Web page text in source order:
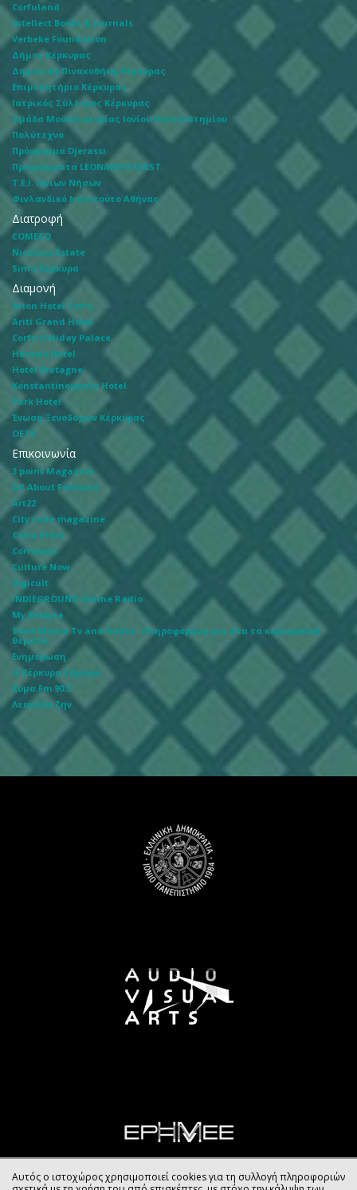
Corfuland
Intellect Books & Journals
Verbeke Foundation
Δήμος Κέρκυρας
Δημοτική Πινακοθήκη Κέρκυρας
Επιμελητήριο Κέρκυρας
Ιατρικός Σύλλογος Κέρκυρας
Ομάδα Μουσειολογίας Ιονίου Πανεπιστημίου
Πολύτεχνο
Πρόγραμμα Djerassi
Προγράμματα LEONARDO/ISAST
Τ.Ε.Ι. Ιόνιων Νήσων
Φινλανδικό Ινστιτούτο Αθήνας
Διατροφή
COMECO
Nicoluzo Estate
Sim's Κέρκυρα
Διαμονή
Arion Hotel Corfu
Ariti Grand Hotel
Corfu Holiday Palace
Hermes Hotel
Hotel Bretagne
Konstantinoupolis Hotel
Park Hotel
Ένωση Ξενοδόχων Κέρκυρας
ΟΕΤΚ
Επικοινωνία
3 point Magazine
All About Festivals
Art22
City Code magazine
Corfu Press
Corfuwall
Culture Now
Digicult
INDIEGROUND Online Radio
My Kerkyra
Start Media Tv and Radio - Πληροφόρηση για όλα τα κερκυραϊκά
θέματα
Ενημέρωση
Η Κέρκυρα Σήμερα
Κύμα Fm 90.3
Λευκάδα ζην
Αυτός ο ιστοχώρος χρησιμοποιεί cookies για τη συλλογή πληροφοριών